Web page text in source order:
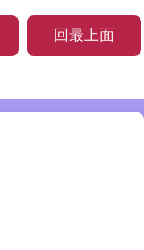
回最上面